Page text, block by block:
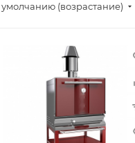
(возрастание)